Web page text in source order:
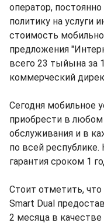
оператор,
политику на услуги
стоимость
предложения
всего 23 тыйына за
коммерческий
Сегодня мобильное
приобрести в
обслуживания и в
по всей
гарантия сроком 1
Стоит отметить,
Smart Dual
2 месяца в качестве